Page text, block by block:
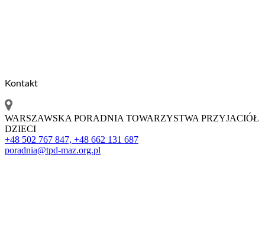
Kontakt
WARSZAWSKA PORADNIA TOWARZYSTWA PRZYJACIÓŁ
DZIECI
+48 502 767 847, +48 662 131 687
poradnia@tpd-maz.org.pl